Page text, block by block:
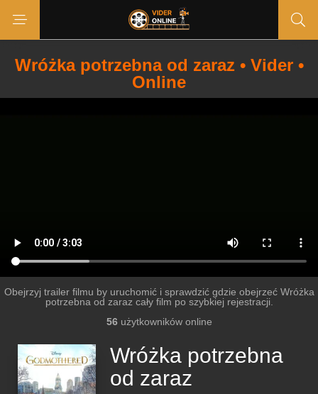
Wróżka potrzebna od zaraz • Vider •
Online
Obejrzyj trailer filmu by uruchomić i sprawdzić gdzie obejrzeć Wróżka
potrzebna od zaraz cały film po szybkiej rejestracji.
56użytkowników online
Wróżka potrzebna
od zaraz